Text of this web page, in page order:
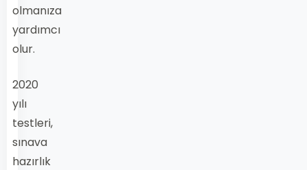
olmanıza
yardımcı
olur.
2020
yılı
testleri,
sınava
hazırlık